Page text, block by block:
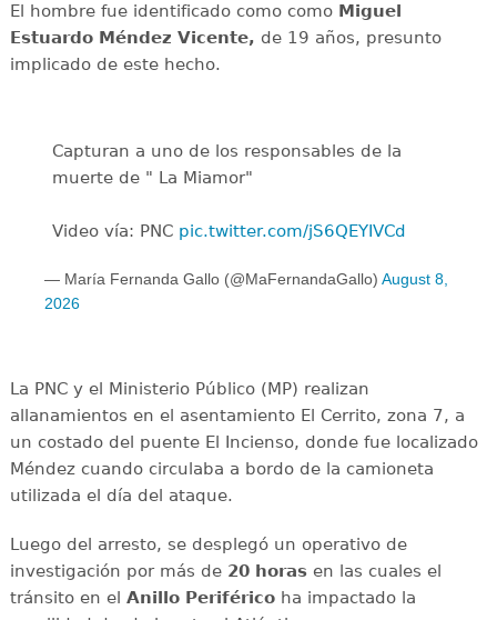
El hombre fue identificado como comoMiguel
Estuardo Méndez Vicente, de 19 años, presunto
implicado de este hecho.
Capturan a uno de los responsables de la
muerte de " La Miamor"
Video vía: PNC pic.twitter.com/jS6QEYIVCd
— María Fernanda Gallo (@MaFernandaGallo) August 8,
2026
La PNC y el Ministerio Público (MP) realizan
allanamientos en el asentamiento El Cerrito, zona 7, a
un costado del puente El Incienso, donde fue localizado
Méndez cuando circulaba a bordo de la camioneta
utilizada el día del ataque.
Luego del arresto, se desplegó un operativo de
investigación por más de 20 horasen las cuales el
tránsito en el Anillo Periféricoha impactado la